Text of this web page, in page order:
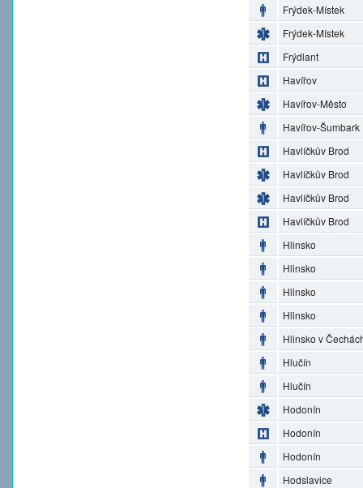
Frýdek-Místek
Frýdek-Místek
Frýdlant
Havířov
Havířov-Město
Havířov-Šumbark
Havlíčkův Brod
Havlíčkův Brod
Havlíčkův Brod
Havlíčkův Brod
Hlinsko
Hlinsko
Hlinsko
Hlinsko
Hlinsko v
Hlučín
Hlučín
Hodonín
Hodonín
Hodonín
Hodslavice